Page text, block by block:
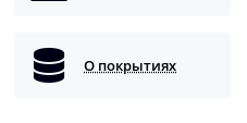
О покрытиях